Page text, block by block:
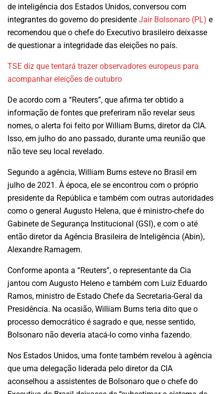
de inteligência dos Estados Unidos, conversou com
integrantes do governo do presidente Jair Bolsonaro (PL) e
recomendou que o chefe do Executivo brasileiro deixasse
de questionar a integridade das eleições no país.
TSE diz que tentará trazer observadores europeus para
acompanhar eleições de outubro
De acordo com a “Reuters”, que afirma ter obtido a
informação de fontes que preferiram não revelar seus
nomes, o alerta foi feito por William Burns, diretor da CIA.
Isso, em julho do ano passado, durante uma reunião que
não teve seu local revelado.
Segundo a agência, William Burns esteve no Brasil em
julho de 2021. À época, ele se encontrou com o próprio
presidente da República e também com outras autoridades
como o general Augusto Helena, que é ministro-chefe do
Gabinete de Segurança Institucional (GSI), e com o até
então diretor da Agência Brasileira de Inteligência (Abin),
Alexandre Ramagem.
Conforme aponta a “Reuters”, o representante da Cia
jantou com Augusto Heleno e também com Luiz Eduardo
Ramos, ministro de Estado Chefe da Secretaria-Geral da
Presidência. Na ocasião, William Burns teria dito que o
processo democrático é sagrado e que, nesse sentido,
Bolsonaro não deveria atacá-lo como vinha fazendo.
Nos Estados Unidos, uma fonte também revelou à agência
que uma delegação liderada pelo diretor da CIA
aconselhou a assistentes de Bolsonaro que o chefe do